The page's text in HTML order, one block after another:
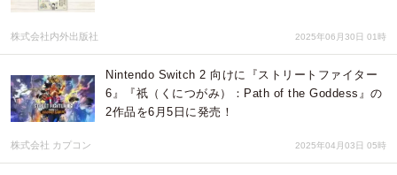
株式会社内外出版社 2025年06月30日 01時
Nintendo Switch 2 向けに『ストリートファイター
6』『祇（くにつがみ）：Path of the Goddess』の
2作品を6月5日に発売！
株式会社 カプコン 2025年04月03日 05時